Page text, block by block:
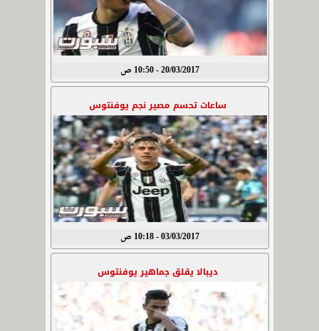
20/03/2017 - 10:50 ص
ساعات تحسم مصير نجم يوفنتوس
03/03/2017 - 10:18 ص
ديبالا يقلق جماهير يوفنتوس